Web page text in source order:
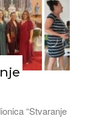
“Stvaranje